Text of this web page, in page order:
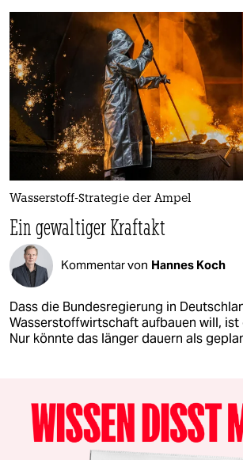
Wasserstoff-Strategie der Ampel
Ein gewaltiger Kraftakt
Kommentar von Hannes Koch
Dass die Bundesregierung in
Wasserstoffwirtschaft aufbauen will, ist
Nur könnte das länger dauern als